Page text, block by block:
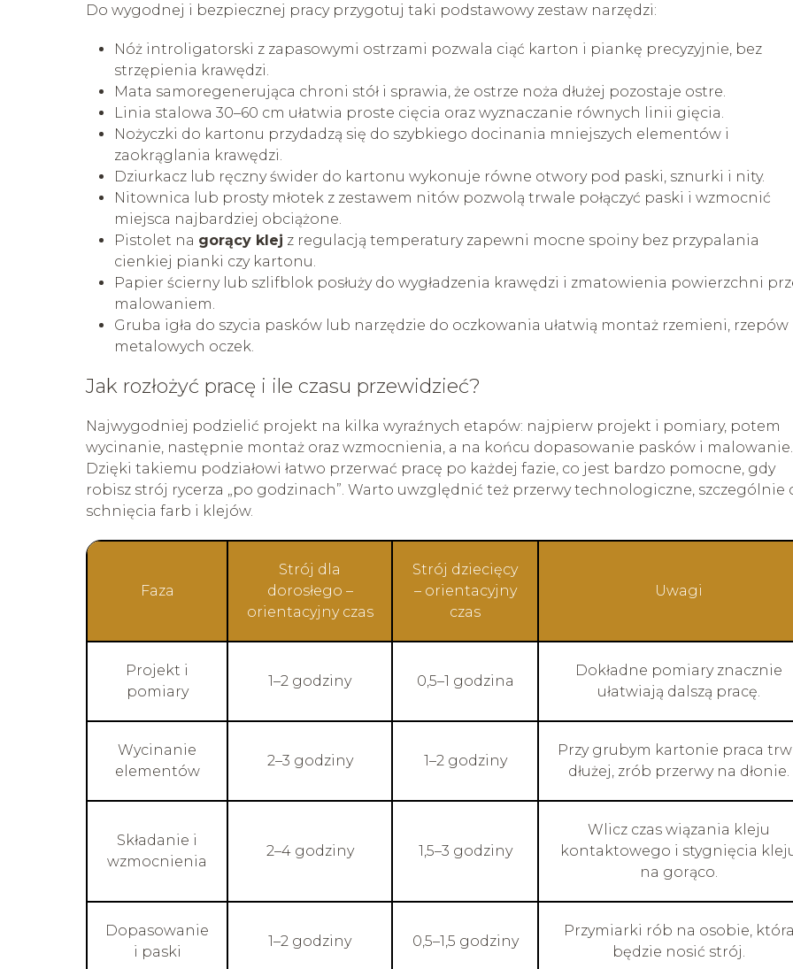
Do wygodnej i bezpiecznej pracy przygotuj taki podstawowy zestaw narzędzi:
Nóż introligatorski z zapasowymi ostrzami pozwala ciąć karton i piankę precyzyjnie, bez
strzępienia krawędzi.
Mata samoregenerująca chroni stół i sprawia, że ostrze noża dłużej pozostaje ostre.
Linia stalowa 30–60 cm ułatwia proste cięcia oraz wyznaczanie równych linii gięcia.
Nożyczki do kartonu przydadzą się do szybkiego docinania mniejszych elementów i
zaokrąglania krawędzi.
Dziurkacz lub ręczny świder do kartonu wykonuje równe otwory pod paski, sznurki i nity.
Nitownica lub prosty młotek z zestawem nitów pozwolą trwale połączyć paski i wzmocnić
miejsca najbardziej obciążone.
Pistolet na gorący klej z regulacją temperatury zapewni mocne spoiny bez przypalania
cienkiej pianki czy kartonu.
Papier ścierny lub szlifblok posłuży do wygładzenia krawędzi i zmatowienia powierzchni
malowaniem.
Gruba igła do szycia pasków lub narzędzie do oczkowania ułatwią montaż rzemieni, rzepów
metalowych oczek.
Jak rozłożyć pracę i ile czasu przewidzieć?
Najwygodniej podzielić projekt na kilka wyraźnych etapów: najpierw projekt i pomiary, potem
wycinanie, następnie montaż oraz wzmocnienia, a na końcu dopasowanie pasków i malowanie.
Dzięki takiemu podziałowi łatwo przerwać pracę po każdej fazie, co jest bardzo pomocne, gdy
robisz strój rycerza „po godzinach”. Warto uwzględnić też przerwy technologiczne, szczególnie
schnięcia farb i klejów.
Faza
Strój dla
dorosłego –
orientacyjny czas
Strój dziecięcy
– orientacyjny
czas
Uwagi
Projekt i
pomiary
1–2 godziny 0,5–1 godzina
Dokładne pomiary znacznie
ułatwiają dalszą pracę.
Wycinanie
elementów
2–3 godziny 1–2 godziny
Przy grubym kartonie praca
dłużej, zrób przerwy na dłonie.
Składanie i
wzmocnienia
2–4 godziny 1,5–3 godziny
Wlicz czas wiązania kleju
kontaktowego i stygnięcia
na gorąco.
Dopasowanie
i paski
1–2 godziny 0,5–1,5 godziny
Przymiarki rób na osobie,
będzie nosić strój.